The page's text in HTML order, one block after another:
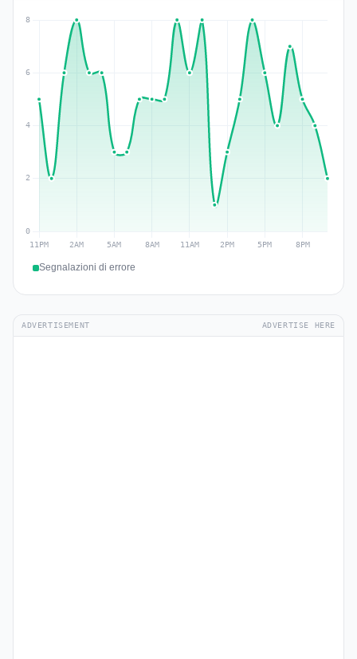
Segnalazioni di errore
ADVERTISEMENT ADVERTISE HERE